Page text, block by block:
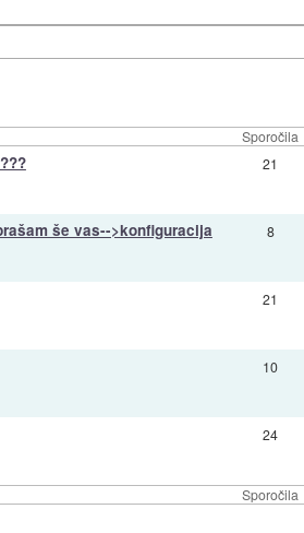
Sporočila
Sporočila
21
še vas-->konfiguracija 8
21
10
24